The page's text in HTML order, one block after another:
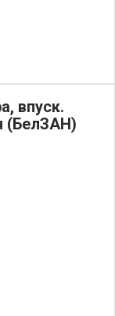
впуск.
(БелЗАН)